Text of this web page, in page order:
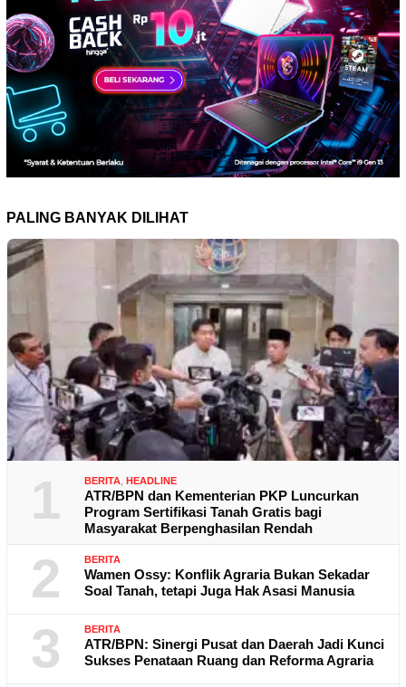
PALING BANYAK DILIHAT
1 BERITA, HEADLINE
ATR/BPN dan Kementerian PKP Luncurkan
Program Sertifikasi Tanah Gratis bagi
Masyarakat Berpenghasilan Rendah
2 BERITA
Wamen Ossy: Konflik Agraria Bukan Sekadar
Soal Tanah, tetapi Juga Hak Asasi Manusia
3 BERITA
ATR/BPN: Sinergi Pusat dan Daerah Jadi Kunci
Sukses Penataan Ruang dan Reforma Agraria